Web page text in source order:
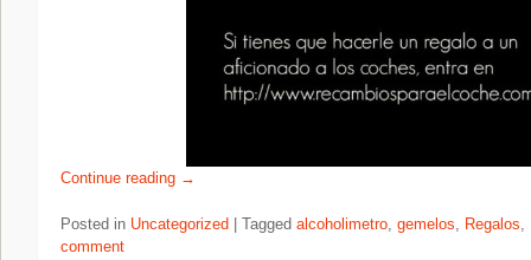
Continue reading →
Posted in Uncategorized | Tagged alcoholimetro gemelos Regalos
comment